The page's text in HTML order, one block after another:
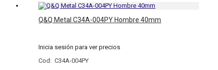
Q&Q Metal C34A-004PY Hombre 40mm
Inicia sesión para ver precios
Cod: C34A-004PY